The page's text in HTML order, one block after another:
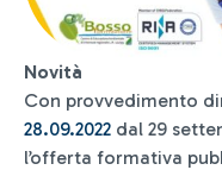
Novità
Con provvedimento
28.09.2022 dal 29
l’offerta formativa